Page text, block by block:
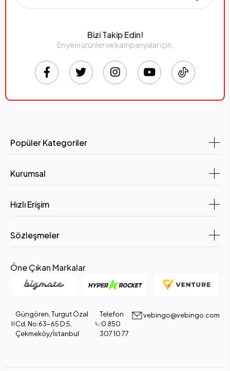
Bizi Takip Edin!
En yeni ürünler ve kampanyalar için,
Popüler Kategoriler
Kurumsal
Hızlı Erişim
Sözleşmeler
Öne Çıkan Markalar
Güngören, Turgut Özal
Cd. No:63-65 D:5,
Çekmeköy/İstanbul
Telefon
:0 850
307 10 77
vebingo@vebingo.com